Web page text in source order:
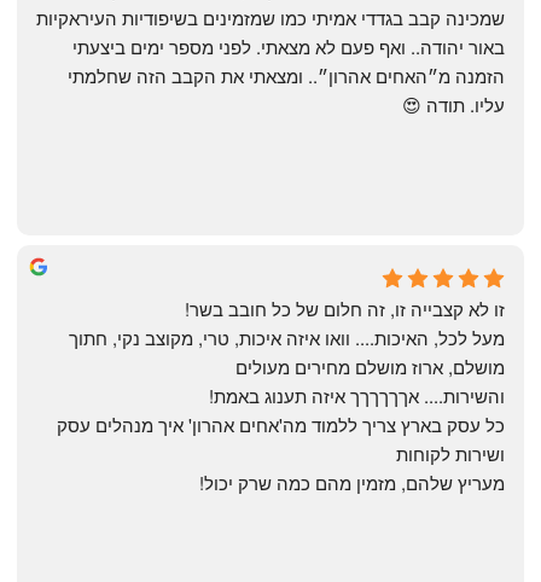
Yonatan Menashe
6 months ago
עליו. תודה 😍
זו לא קצבייה זו, זה חלום של כל חובב בשר!
מושלם, ארוז מושלם מחירים מעולים
והשירות.... אךךךךךך איזה תענוג באמת!
ושירות לקוחות
מעריץ שלהם, מזמין מהם כמה שרק יכול!